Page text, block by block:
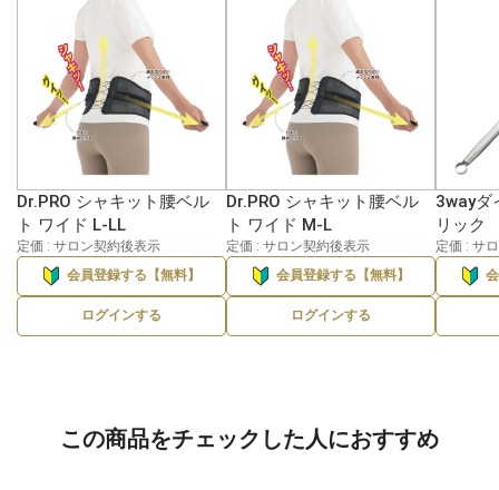
Dr.PRO シャキット腰ベル
ト ワイド L-LL
定価 : サロン契約後表示
会員登録する【無料】
ログインする
Dr.PRO シャキット腰ベル
ト ワイド M-L
定価 : サロン契約後表示
会員登録する【無料】
ログインする
3wayダ
リック
定価 : サ
この商品をチェックした人におすすめ